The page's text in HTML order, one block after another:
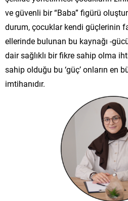
ve güvenli bir “Baba” figürü
durum, çocuklar kendi güçlerinin
ellerinde bulunan bu kaynağı -
dair sağlıklı bir fikre sahip olma
sahip olduğu bu ‘güç’ onların en
imtihanıdır.